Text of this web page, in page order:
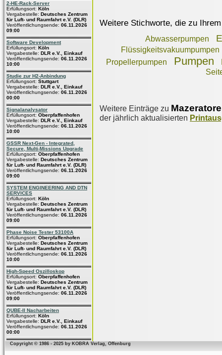
2-HE-Rack-Server
Erfüllungsort: Köln
Vergabestelle: Deutsches Zentrum
für Luft- und Raumfahrt e.V. (DLR)
Veröffentlichungsende: 06.11.2026
09:00
Software Development
Erfüllungsort: Köln
Vergabestelle: DLR e.V., Einkauf
Veröffentlichungsende: 06.11.2026
10:00
Studie zur H2-Anbindung
Erfüllungsort: Stuttgart
Vergabestelle: DLR e.V., Einkauf
Veröffentlichungsende: 06.11.2026
00:00
Signalanalysator
Erfüllungsort: Oberpfaffenhofen
Vergabestelle: DLR e.V., Einkauf
Veröffentlichungsende: 06.11.2026
10:00
GSSR Next-Gen - Integrated,
Secure, Multi-Missions Upgrade
Erfüllungsort: Oberpfaffenhofen
Vergabestelle: Deutsches Zentrum
für Luft- und Raumfahrt e.V. (DLR)
Veröffentlichungsende: 06.11.2026
09:00
SYSTEM ENGINEERING AND DTN
SERVICES
Erfüllungsort: Köln
Vergabestelle: Deutsches Zentrum
für Luft- und Raumfahrt e.V. (DLR)
Veröffentlichungsende: 06.11.2026
09:00
Phase Noise Tester 53100A
Erfüllungsort: Oberpfaffenhofen
Vergabestelle: Deutsches Zentrum
für Luft- und Raumfahrt e.V. (DLR)
Veröffentlichungsende: 06.11.2026
10:00
High-Speed Oszilloskop
Erfüllungsort: Oberpfaffenhofen
Vergabestelle: Deutsches Zentrum
für Luft- und Raumfahrt e.V. (DLR)
Veröffentlichungsende: 06.11.2026
09:00
QUBE-II Nacharbeiten
Erfüllungsort: Köln
Vergabestelle: DLR e.V., Einkauf
Veröffentlichungsende: 06.11.2026
00:00
Weitere Stichworte, die zu
Abwasserpumpen
Flüssigkeitsvakuumpumpen
Propellerpumpen
Pumpen
Weitere Einträge zu
der jährlich aktualisierten
Copyright © 1986 - 2025 by KOBRA Verlag, Offenburg